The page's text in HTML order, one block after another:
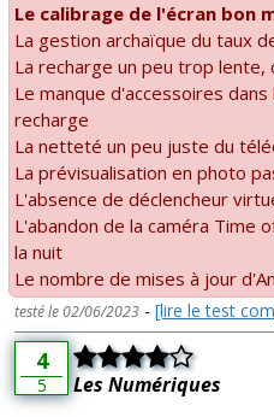
Le calibrage de l'écran bon
La gestion archaïque du taux
La recharge un peu trop lente,
Le manque d'accessoires
recharge
La netteté un peu juste du
La prévisualisation en photo
L'absence de déclencheur
L'abandon de la caméra Time
la nuit
Le nombre de mises à jour
testé le 02/06/2023 - [lire le test
4
5 Les Numériques